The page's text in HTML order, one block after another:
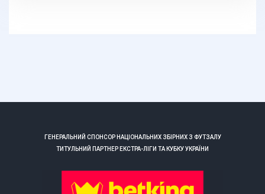
ГЕНЕРАЛЬНИЙ СПОНСОР НАЦІОНАЛЬНИХ ЗБІРНИХ З ФУТЗАЛУ
ТИТУЛЬНИЙ ПАРТНЕР ЕКСТРА-ЛІГИ ТА КУБКУ УКРАЇНИ